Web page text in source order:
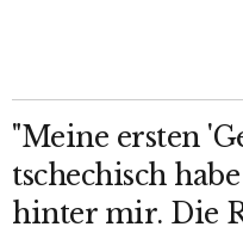
"Meine ersten
tschechisch
hinter mir. Die